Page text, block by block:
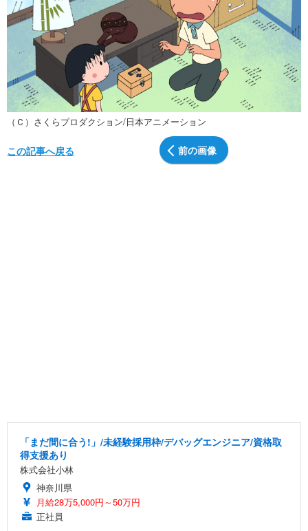
（Ｃ）さくらプロダクション/日本アニメーション
前の画像
この記事へ戻る
「まだ間に合う!」/未経験採用枠/デバッグエンジニア/資格取
得支援あり
株式会社小林
神奈川県
月給28万5,000円～50万円
正社員